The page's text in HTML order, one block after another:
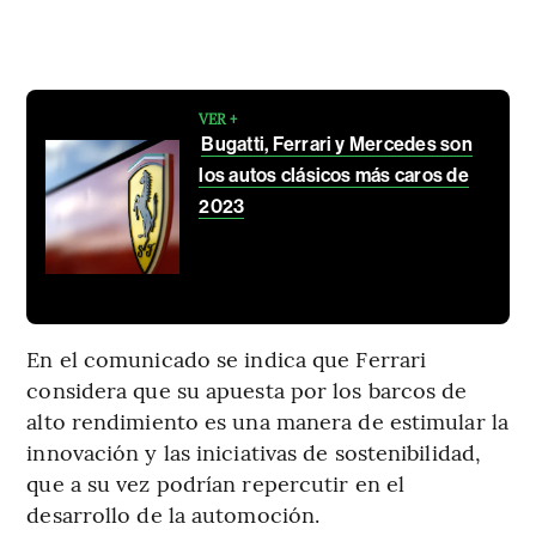
VER +
Bugatti, Ferrari y Mercedes son
los autos clásicos más caros de
2023
En el comunicado se indica que Ferrari
considera que su apuesta por los barcos de
alto rendimiento es una manera de estimular la
innovación y las iniciativas de sostenibilidad,
que a su vez podrían repercutir en el
desarrollo de la automoción.